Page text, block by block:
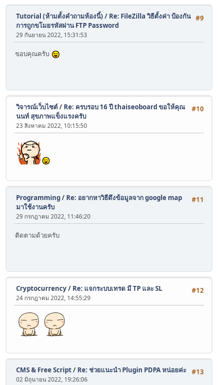
#9
Tutorial (ห้ามตั้งคำถามห้องนี้) / Re: FileZilla วิธีตั้งค่า ป้องกัน
การถูกขโมยรหัสผ่าน FTP Password
29 กันยายน 2022, 15:31:53
ขอบคุณครับ
#10
วิจารณ์เว็บไซต์/ Re: ครบรอบ 16 ปี thaiseoboard ขอให้คุณ
นนท์ สุขภาพแข็งแรงครับ
23 สิงหาคม 2022, 10:15:50
#11
Programming/ Re: อยากหาวิธีดึงข้อมูลจาก google map
มาใช้งานครับ
29 กรกฎาคม 2022, 11:46:20
ติดตามด้วยครับ
#12
Cryptocurrency/ Re: แจกระบบเทรด มี TP และ SL
24 กรกฎาคม 2022, 14:55:29
#13
CMS & Free Script/ Re: ช่วยแนะนำ Plugin PDPA หน่อยค่ะ
02 มิถุนายน 2022, 19:26:06